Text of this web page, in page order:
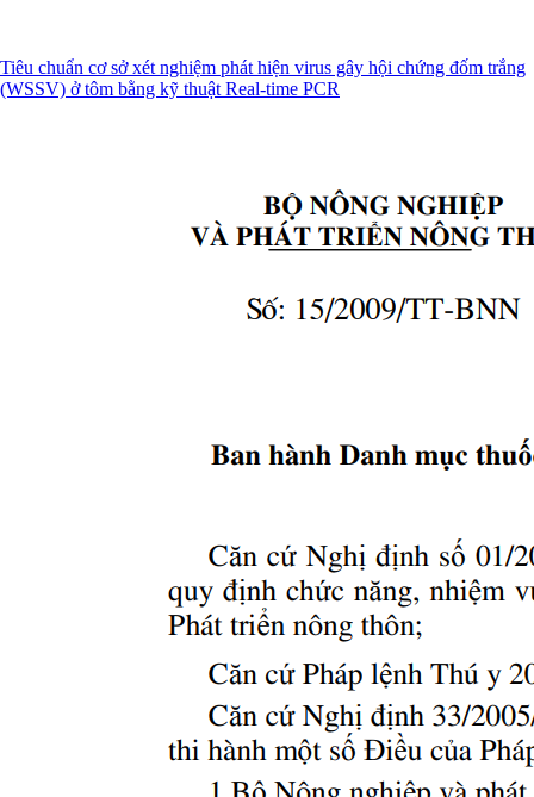
Tiêu chuẩn cơ sở xét nghiệm phát hiện virus gây hội chứng đốm trắng
(WSSV) ở tôm bằng kỹ thuật Real-time PCR